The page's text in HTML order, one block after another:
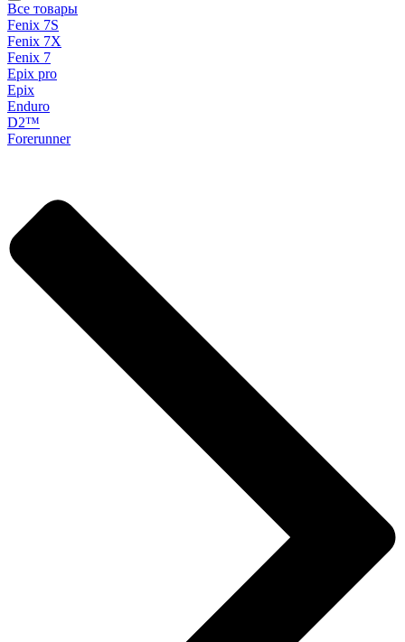
Все товары
Fenix 7S
Fenix 7X
Fenix 7
Epix pro
Epix
Enduro
D2™
Forerunner